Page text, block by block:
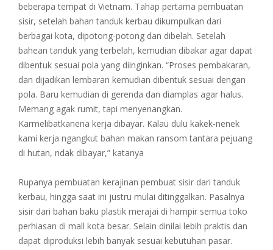
beberapa tempat di Vietnam. Tahap pertama pembuatan
sisir, setelah bahan tanduk kerbau dikumpulkan dari
berbagai kota, dipotong-potong dan dibelah. Setelah
bahean tanduk yang terbelah, kemudian dibakar agar dapat
dibentuk sesuai pola yang diinginkan. “Proses pembakaran,
dan dijadikan lembaran kemudian dibentuk sesuai dengan
pola. Baru kemudian di gerenda dan diamplas agar halus.
Memang agak rumit, tapi menyenangkan.
Karmelibatkanena kerja dibayar. Kalau dulu kakek-nenek
kami kerja ngangkut bahan makan ransom tantara pejuang
di hutan, ndak dibayar,” katanya
Rupanya pembuatan kerajinan pembuat sisir dari tanduk
kerbau, hingga saat ini justru mulai ditinggalkan. Pasalnya
sisir dari bahan baku plastik merajai di hampir semua toko
perhiasan di mall kota besar. Selain dinilai lebih praktis dan
dapat diproduksi lebih banyak sesuai kebutuhan pasar.